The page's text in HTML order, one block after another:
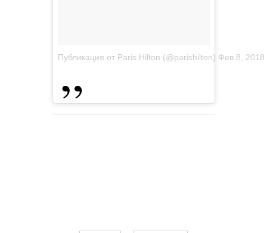
Публикация от Paris Hilton (@parishilton) Фев 8, 2018